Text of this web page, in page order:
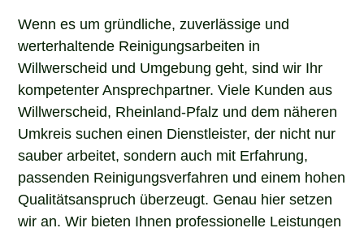
Wenn es um gründliche, zuverlässige und
werterhaltende Reinigungsarbeiten in
Willwerscheid und Umgebung geht, sind wir Ihr
kompetenter Ansprechpartner. Viele Kunden aus
Willwerscheid, Rheinland-Pfalz und dem näheren
Umkreis suchen einen Dienstleister, der nicht nur
sauber arbeitet, sondern auch mit Erfahrung,
passenden Reinigungsverfahren und einem hohen
Qualitätsanspruch überzeugt. Genau hier setzen
wir an. Wir bieten Ihnen professionelle Leistungen